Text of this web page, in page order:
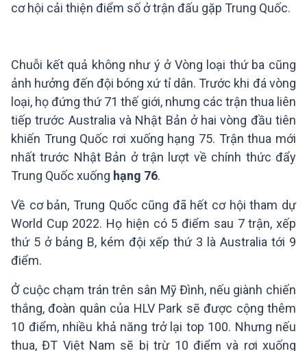
cơ hội cải thiện điểm số ở trận đấu gặp Trung Quốc.
Chuỗi kết quả không như ý ở Vòng loại thứ ba cũng
ảnh hưởng đến đội bóng xứ tỉ dân. Trước khi đá vòng
loại, họ đứng thứ 71 thế giới, nhưng các trận thua liên
tiếp trước Australia và Nhật Bản ở hai vòng đầu tiên
khiến Trung Quốc rơi xuống hạng 75. Trận thua mới
nhất trước Nhật Bản ở trận lượt về chính thức đẩy
Trung Quốc xuống hạng 76.
Về cơ bản, Trung Quốc cũng đã hết cơ hội tham dự
World Cup 2022. Họ hiện có 5 điểm sau 7 trận, xếp
thứ 5 ở bảng B, kém đội xếp thứ 3 là Australia tới 9
điểm.
Ở cuộc chạm trán trên sân Mỹ Đình, nếu giành chiến
thắng, đoàn quân của HLV Park sẽ được cộng thêm
10 điểm, nhiều khả năng trở lại top 100. Nhưng nếu
thua, ĐT Việt Nam sẽ bị trừ 10 điểm và rơi xuống